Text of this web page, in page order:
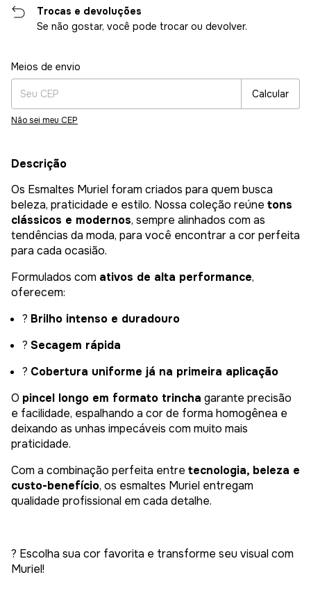
Trocas e devoluções
Se não gostar, você pode trocar ou devolver.
Entregas para o CEP:
Meios de envio
Calcular
Não sei meu CEP
Descrição
Os Esmaltes Muriel foram criados para quem busca
beleza, praticidade e estilo. Nossa coleção reúne tons
clássicos e modernos, sempre alinhados com as
tendências da moda, para você encontrar a cor perfeita
para cada ocasião.
Formulados com ativos de alta performance,
oferecem:
? Brilho intenso e duradouro
? Secagem rápida
? Cobertura uniforme já na primeira aplicação
O pincel longo em formato trincha garante precisão
e facilidade, espalhando a cor de forma homogênea e
deixando as unhas impecáveis com muito mais
praticidade.
Com a combinação perfeita entre tecnologia, beleza e
custo-benefício, os esmaltes Muriel entregam
qualidade profissional em cada detalhe.
? Escolha sua cor favorita e transforme seu visual com
Muriel!